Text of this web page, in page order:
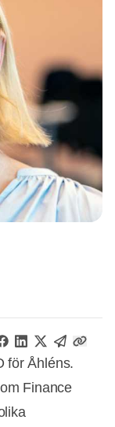
för Åhléns.
Finance